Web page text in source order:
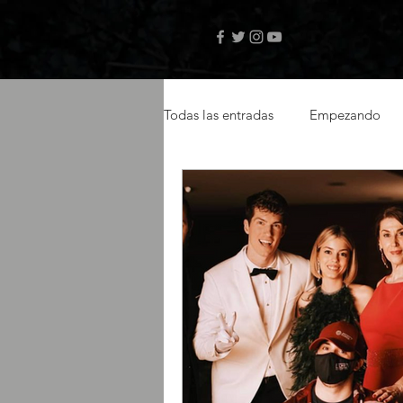
Todas las entradas Empezando
videos musicales artistas
actor latino latin actor
Amazon Prime selftape